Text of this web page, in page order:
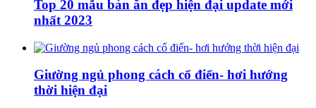
Top 20 mẫu bàn ăn đẹp hiện đại update mới
nhất 2023
Giường ngủ phong cách cổ điển- hơi hướng
thời hiện đại